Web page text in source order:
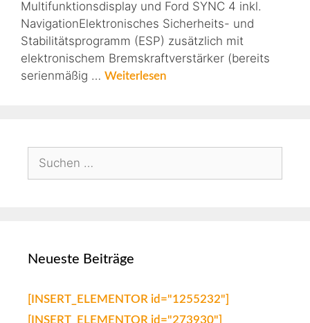
Multifunktionsdisplay und Ford SYNC 4 inkl.
NavigationElektronisches Sicherheits- und
Stabilitätsprogramm (ESP) zusätzlich mit
elektronischem Bremskraftverstärker (bereits
serienmäßig … Weiterlesen
Neueste Beiträge
[INSERT_ELEMENTOR id="1255232"]
[INSERT_ELEMENTOR id="273930"]